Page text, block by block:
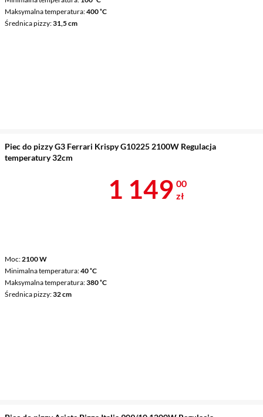
Maksymalna temperatura 400 ˚C
Średnica pizzy 31,5 cm
Piec do pizzy G3 Ferrari Krispy G10225 2100W Regulacja
temperatury 32cm
Moc 2100 W
Minimalna temperatura 40 ˚C
Maksymalna temperatura 380 ˚C
Średnica pizzy 32 cm
Cena 1 149 zł
1 149 00
zł